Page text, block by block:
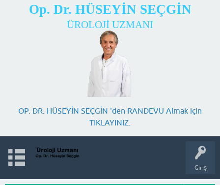
Op. Dr. HÜSEYİN SEÇGİN
ÜROLOJİ UZMANI
OP. DR. HÜSEYİN SEÇGİN 'den RANDEVU Almak için
TIKLAYINIZ.
Giriş